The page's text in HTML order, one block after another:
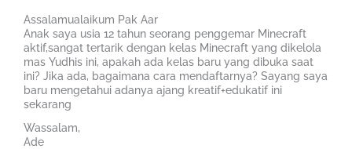
Assalamualaikum Pak Aar
Anak saya usia 12 tahun seorang penggemar Minecraft
aktif,sangat tertarik dengan kelas Minecraft yang dikelola
mas Yudhis ini, apakah ada kelas baru yang dibuka saat
ini? Jika ada, bagaimana cara mendaftarnya? Sayang saya
baru mengetahui adanya ajang kreatif+edukatif ini
sekarang
Wassalam,
Ade